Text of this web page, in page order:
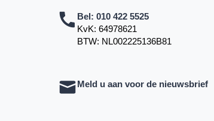
Bel: 010 422 5525
KvK: 64978621
BTW: NL002225136B81
Meld u aan voor de nieuwsbrief